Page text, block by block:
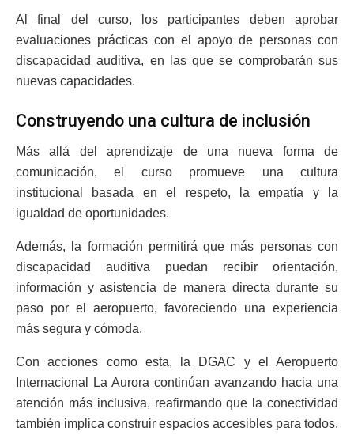
Al final del curso, los participantes deben aprobar
evaluaciones prácticas con el apoyo de personas con
discapacidad auditiva, en las que se comprobarán sus
nuevas capacidades.
Construyendo una cultura de inclusión
Más allá del aprendizaje de una nueva forma de
comunicación, el curso promueve una cultura
institucional basada en el respeto, la empatía y la
igualdad de oportunidades.
Además, la formación permitirá que más personas con
discapacidad auditiva puedan recibir orientación,
información y asistencia de manera directa durante su
paso por el aeropuerto, favoreciendo una experiencia
más segura y cómoda.
Con acciones como esta, la DGAC y el Aeropuerto
Internacional La Aurora continúan avanzando hacia una
atención más inclusiva, reafirmando que la conectividad
también implica construir espacios accesibles para todos.